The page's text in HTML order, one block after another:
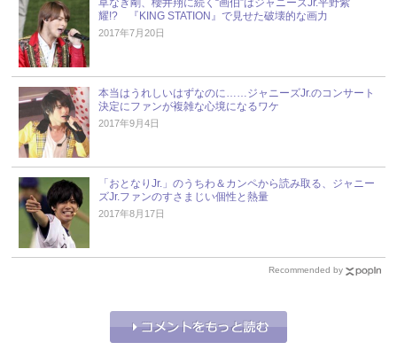
草なぎ剛、櫻井翔に続く“画伯”はジャニーズJr.平野紫
耀!? 『KING STATION』で見せた破壊的な画力
2017年7月20日
本当はうれしいはずなのに……ジャニーズJr.のコンサート
決定にファンが複雑な心境になるワケ
2017年9月4日
「おとなりJr.」のうちわ＆カンペから読み取る、ジャニー
ズJr.ファンのすさまじい個性と熱量
2017年8月17日
Recommended by